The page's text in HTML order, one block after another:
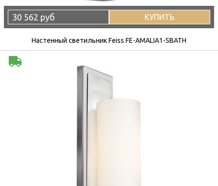
30 562 руб КУПИТЬ
Настенный светильник Feiss FE-AMALIA1-SBATH